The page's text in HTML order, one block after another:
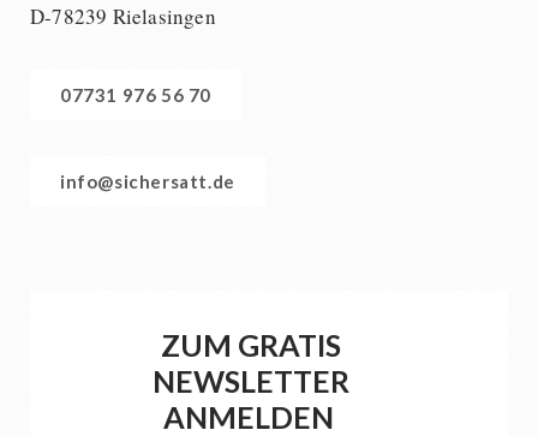
D-78239 Rielasingen
07731 976 56 70
info@sichersatt.de
ZUM GRATIS
NEWSLETTER
ANMELDEN